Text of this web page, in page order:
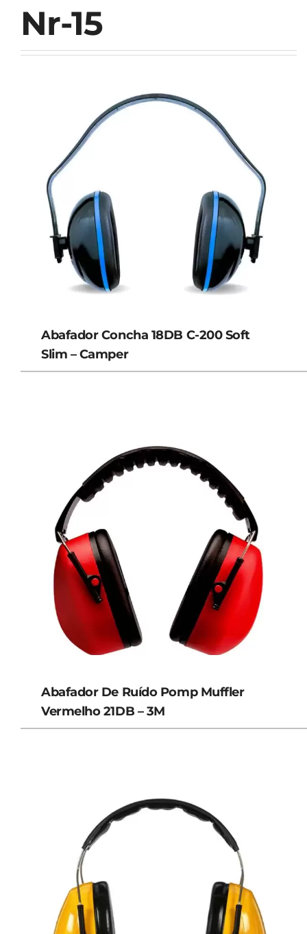
Nr-15
Abafador Concha 18DB C-200 Soft
Slim – Camper
Abafador De Ruído Pomp Muffler
Vermelho 21DB – 3M